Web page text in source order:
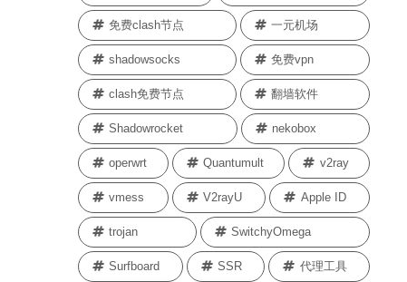
免费clash节点 一元机场
shadowsocks 免费vpn
clash免费节点 翻墙软件
Shadowrocket nekobox
operwrt Quantumult v2ray
vmess V2rayU Apple ID
trojan SwitchyOmega
Surfboard SSR 代理工具